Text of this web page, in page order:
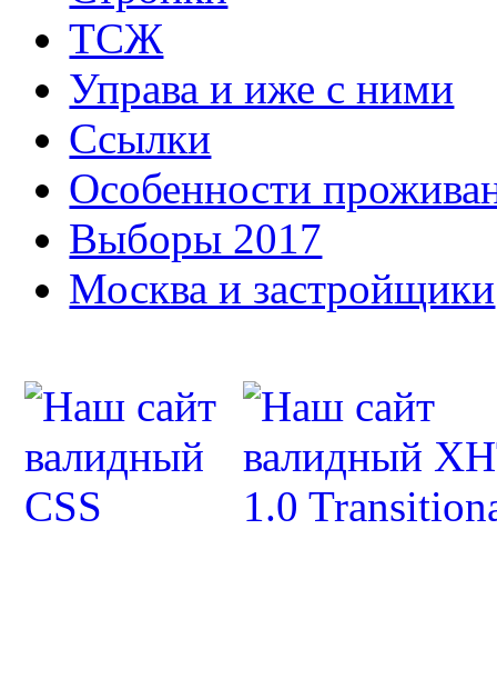
ТСЖ
Управа и иже с ними
Ссылки
Особенности
Выборы 2017
Москва и застройщики